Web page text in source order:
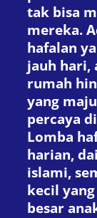
tak bisa
mereka.
hafalan
jauh hari,
rumah
yang
percaya
Lomba
harian,
islami,
kecil
besar